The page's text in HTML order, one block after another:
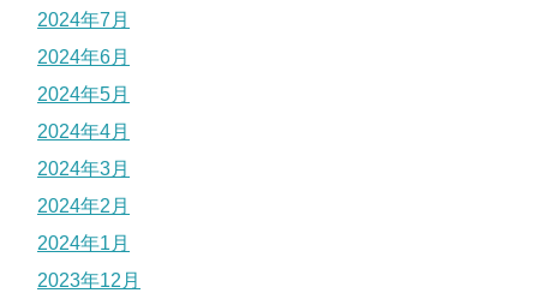
2024年7月
2024年6月
2024年5月
2024年4月
2024年3月
2024年2月
2024年1月
2023年12月